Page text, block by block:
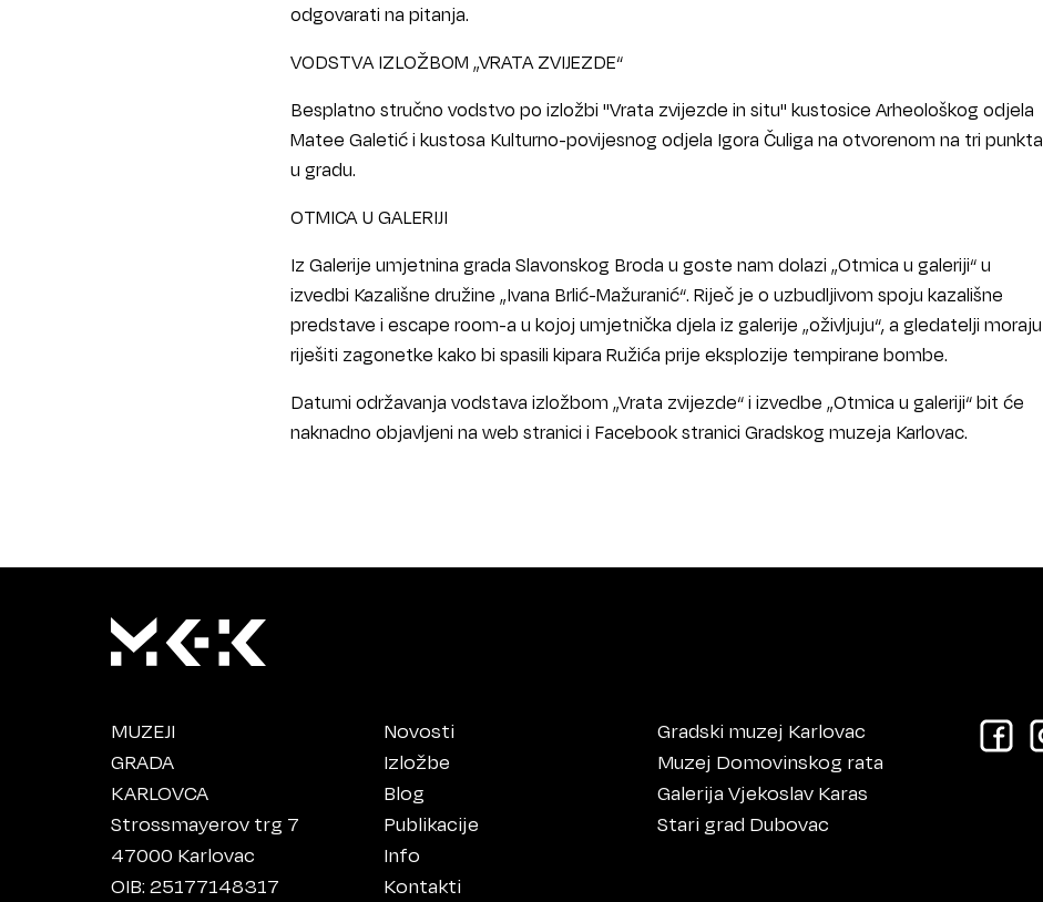
odgovarati na pitanja.
VODSTVA IZLOŽBOM „VRATA ZVIJEZDE“
Besplatno stručno vodstvo po izložbi "Vrata zvijezde in situ" kustosice Arheološkog odjela
Matee Galetić i kustosa Kulturno-povijesnog odjela Igora Čuliga na otvorenom na tri punkta
u gradu.
OTMICA U GALERIJI
Iz Galerije umjetnina grada Slavonskog Broda u goste nam dolazi „Otmica u galeriji“ u
izvedbi Kazališne družine „Ivana Brlić-Mažuranić“. Riječ je o uzbudljivom spoju kazališne
predstave i escape room-a u kojoj umjetnička djela iz galerije „oživljuju“, a gledatelji moraju
riješiti zagonetke kako bi spasili kipara Ružića prije eksplozije tempirane bombe.
Datumi održavanja vodstava izložbom „Vrata zvijezde“ i izvedbe „Otmica u galeriji“ bit će
naknadno objavljeni na web stranici i Facebook stranici Gradskog muzeja Karlovac.
MUZEJI
GRADA
KARLOVCA
Strossmayerov trg 7
47000 Karlovac
OIB: 25177148317
Novosti
Izložbe
Blog
Publikacije
Info
Kontakti
Gradski muzej Karlovac
Muzej Domovinskog rata
Galerija Vjekoslav Karas
Stari grad Dubovac